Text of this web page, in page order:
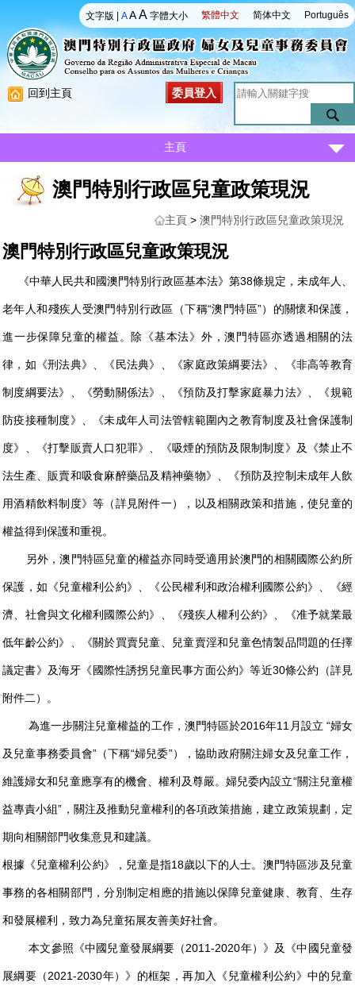
Português
简体中文
繁體中文
文字版 |A A A 字體大小
回到主頁 委員登入
主頁
澳門特別行政區兒童政策現況
主頁> 澳門特別行政區兒童政策現況
澳門特別行政區兒童政策現況
《中華人民共和國澳門特別行政區基本法》第38條規定，未成年人、
老年人和殘疾人受澳門特別行政區（下稱“澳門特區”）的關懷和保護，
進一步保障兒童的權益。除《基本法》外，澳門特區亦透過相關的法
律，如《刑法典》、《民法典》、《家庭政策綱要法》、《非高等教育
制度綱要法》、《勞動關係法》、《預防及打擊家庭暴力法》、《規範
防疫接種制度》、《未成年人司法管轄範圍內之教育制度及社會保護制
度》、《打擊販賣人口犯罪》、《吸煙的預防及限制制度》及《禁止不
法生產、販賣和吸食麻醉藥品及精神藥物》、《預防及控制未成年人飲
用酒精飲料制度》等（詳見附件一），以及相關政策和措施，使兒童的
權益得到保護和重視。
另外，澳門特區兒童的權益亦同時受適用於澳門的相關國際公約所
保護，如《兒童權利公約》、《公民權利和政治權利國際公約》、《經
濟、社會與文化權利國際公約》、《殘疾人權利公約》、《准予就業最
低年齡公約》、《關於買賣兒童、兒童賣淫和兒童色情製品問題的任擇
議定書》及海牙《國際性誘拐兒童民事方面公約》等近30條公約（詳見
附件二）。
為進一步關注兒童權益的工作，澳門特區於2016年11月設立 “婦女
及兒童事務委員會”（下稱“婦兒委”），協助政府關注婦女及兒童工作，
維護婦女和兒童應享有的機會、權利及尊嚴。婦兒委內設立“關注兒童權
益專責小組”，關注及推動兒童權利的各項政策措施，建立政策規劃，定
期向相關部門收集意見和建議。
根據《兒童權利公約》，兒童是指18歲以下的人士。澳門特區涉及兒童
事務的各相關部門，分別制定相應的措施以保障兒童健康、教育、生存
和發展權利，致力為兒童拓展友善美好社會。
本文參照《中國兒童發展綱要（2011-2020年）》及《中國兒童發
展綱要（2021-2030年）》的框架，再加入《兒童權利公約》中的兒童